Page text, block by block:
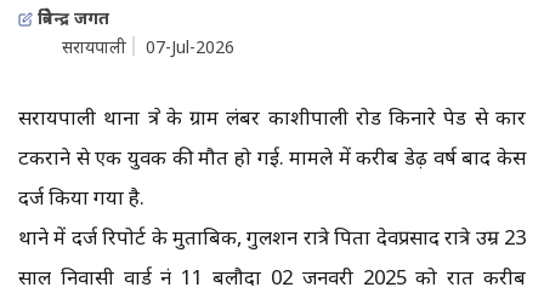
त्रिवेन्द्र जगत
सरायपाली
07-Jul-2026
सरायपाली थाना क्षेत्र के ग्राम लंबर काशीपाली रोड किनारे पेड से कार
टकराने से एक युवक की मौत हो गई. मामले में करीब डेढ़ वर्ष बाद केस
दर्ज किया गया है.
थाने में दर्ज रिपोर्ट के मुताबिक, गुलशन रात्रे पिता देवप्रसाद रात्रे उम्र 23
साल निवासी वार्ड नं 11 बलौदा 02 जनवरी 2025 को रात करीब